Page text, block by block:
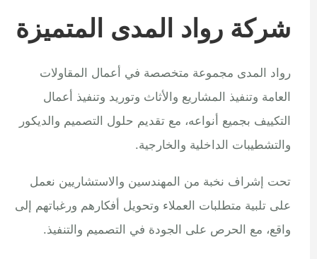
شركة رواد المدى المتميزة
رواد المدى مجموعة متخصصة في أعمال المقاولات
العامة وتنفيذ المشاريع والأثاث وتوريد وتنفيذ أعمال
التكييف بجميع أنواعه، مع تقديم حلول التصميم والديكور
والتشطيبات الداخلية والخارجية.
تحت إشراف نخبة من المهندسين والاستشاريين نعمل
على تلبية متطلبات العملاء وتحويل أفكارهم ورغباتهم إلى
واقع، مع الحرص على الجودة في التصميم والتنفيذ.